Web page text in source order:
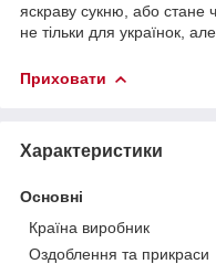
яскраву сукню, або стане
не тільки для українок,
Приховати
Характеристики
Основні
Країна виробник
Оздоблення та прикраси